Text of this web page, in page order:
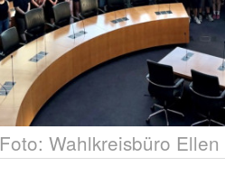
Foto: Wahlkreisbüro